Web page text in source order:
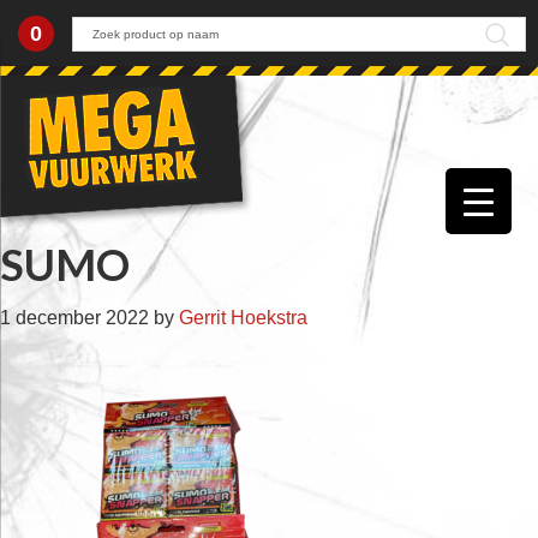
0
Skip
primary
Skip
main
Skip
primary
Skip
footer
SUMO
1 december 2022 by Gerrit Hoekstra